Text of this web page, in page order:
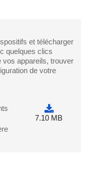
et télécharger
quelques clics
vos appareils, trouver
de votre
7.10 MB